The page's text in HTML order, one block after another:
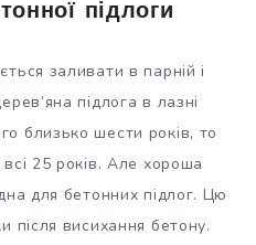
підлоги
заливати в парній і
підлога в лазні
близько шести років, то
25 років. Але хороша
для бетонних підлог. Цю
після висихання бетону.